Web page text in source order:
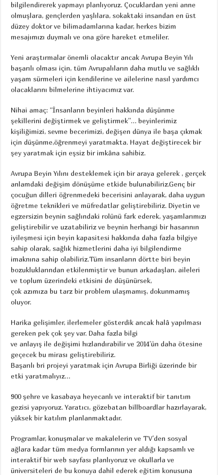
bilgilendirerek yapmayı planlıyoruz. Çocuklardan yeni anne
olmuşlara, gençlerden yaşlılara, sokaktaki insandan en üst
düzey doktor ve bilimadamlarına kadar, herkes bizim
mesajımızı duymalı ve ona göre hareket etmeliler.
Yeni araştırmalar önemli olacaktır ancak Avrupa Beyin Yılı
başarılı olması için, tüm Avrupalıların daha mutlu ve sağlıklı
yaşam sürmeleri için kendilerine ve ailelerine nasıl yardımcı
olacaklarını bilmelerine ihtiyacımız var.
Nihai amaç: “İnsanların beyinleri hakkında düşünme
şekillerini değiştirmek ve geliştirmek”… beyinlerimiz
kişiliğimizi, sevme becerimizi, değişen dünya ile başa çıkmak
için düşünme,öğrenmeyi yaratmakta. Hayat değiştirecek bir
şey yaratmak için eşsiz bir imkâna sahibiz.
Avrupa Beyin Yılını desteklemek için bir araya gelerek , gerçek
anlamdaki değişim dönüşüme etkide bulunabiliriz.Genç bir
çocuğun dilleri öğrenmedeki becerisini anlayarak, daha uygun
öğretme teknikleri ve müfredatlar geliştirebiliriz. Diyetin ve
egzersizin beynin sağlındaki rolünü fark ederek, yaşamlarımızı
geliştirebilir ve uzatabiliriz ve beynin herhangi bir hasarının
iyileşmesi için beyin kapasitesi hakkında daha fazla bilgiye
sahip olarak, sağlık hizmetlerini daha iyi bilgilendirme
imaknına sahip olabiliriz.Tüm insanların dörtte biri beyin
bozukluklarından etkilenmiştir ve bunun arkadaşları, aileleri
ve toplum üzerindeki etkisini de düşünürsek,
çok azımıza bu tarz bir problem ulaşmamış, dokunmamış
oluyor.
Harika gelişimler, ilerlemeler gösterdik ancak halâ yapılması
gereken pek çok şey var. Daha fazla bilgi
ve anlayış ile değişimi hızlandırabilir ve 2014’ün daha ötesine
geçecek bu mirası geliştirebiliriz.
Başarılı bri projeyi yaratmak için Avrupa Birliği üzerinde bir
etki yaratmalıyız…
900 şehre ve kasabaya heyecanlı ve interaktif bir tanıtım
gezisi yapıyoruz. Yaratıcı, gözebatan billboardlar hazırlayarak,
yüksek bir katılım planlanmaktadır.
Programlar, konuşmalar ve makalelerin ve TV’den sosyal
ağlara kadar tüm medya formlarının yer aldığı kapsamlı ve
interaktif bir web sayfası planlıyoruz ve okullarla ve
üniversiteleri de bu konuya dahil ederek eğitim konusuna